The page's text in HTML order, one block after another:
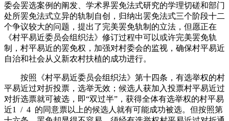
委会罢选案例的阐发、学术界罢免法式研究的学理切磋和部门
处所罢免法式立异的轨制自创，归纳出罢免法式三个阶段十二
个争议较大的问题，提出了完美罢免轨制的立法，但愿正在
《村平易近委员会组织法》修订过程中可以或许完美罢免轨
制，村平易近的罢免权，加强对村委会的监视，确保村平易近
自治和社会从义新农村扶植的成功进行。
按照《村平易近委员会组织法》第十四条，有选举权的村
平易近过对折投票，选举无效；候选人获加入投票村平易近过
对折选票就可被选，即“双过半”，获得全体有选举权的村平易
近1 / 4 的同意票以上的候选人就有可能成功被选。但按照第